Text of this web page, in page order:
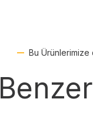
Bu Ürünlerimize